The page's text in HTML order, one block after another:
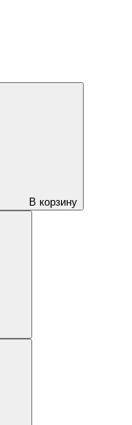
В корзину